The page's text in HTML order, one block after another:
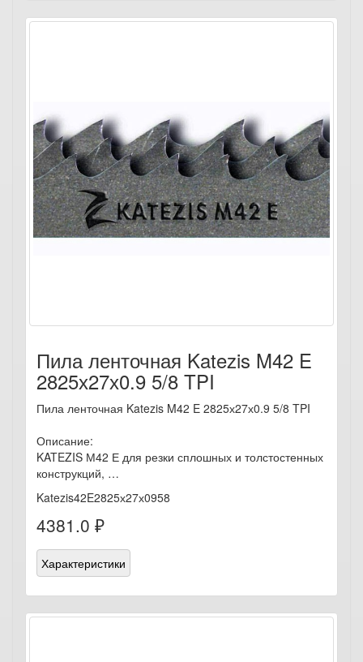
Пила ленточная Katezis M42 E
2825х27х0.9 5/8 TPI
Пила ленточная Katezis M42 E 2825х27х0.9 5/8 TPI
Описание:
KATEZIS М42 Е для резки сплошных и толстостенных
конструкций, …
Katezis42E2825х27х0958
4381.0 ₽
Характеристики